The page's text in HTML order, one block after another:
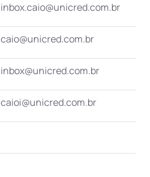
inbox.caio@unicred.com.br
caio@unicred.com.br
inbox@unicred.com.br
caioi@unicred.com.br